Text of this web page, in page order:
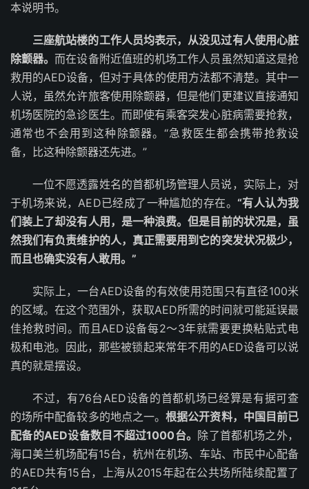
本说明书。
三座航站楼的工作人员均表示，从没见过有人使用心脏
除颤器。而在设备附近值班的机场工作人员虽然知道这是抢
救用的AED设备，但对于具体的使用方法都不清楚。其中一
人说，虽然允许旅客使用除颤器，但是他们更建议直接通知
机场医院的急诊医生。而即使有乘客突发心脏病需要抢救，
通常也不会用到这种除颤器。“急救医生都会携带抢救设
备，比这种除颤器还先进。”
一位不愿透露姓名的首都机场管理人员说，实际上，对
于机场来说，AED已经成了一种尴尬的存在。 “有人认为我
们装上了却没有人用，是一种浪费。但是目前的状况是，虽
然我们有负责维护的人，真正需要用到它的突发状况极少，
而且也确实没有人敢用。”
实际上，一台AED设备的有效使用范围只有直径100米
的区域。在这个范围外，获取AED所需的时间就可能延误最
佳抢救时间。而且AED设备每2～3年就需要更换粘贴式电
极和电池。因此，那些被锁起来常年不用的AED设备可以说
真的就是摆设。
不过，有76台AED设备的首都机场已经算是有据可查
的场所中配备较多的地点之一。根据公开资料，中国目前已
配备的AED设备数目不超过1000台。 除了首都机场之外，
海口美兰机场配有15台，杭州在机场、车站、市民中心配备
的AED共有15台，上海从2015年起在公共场所陆续配置了